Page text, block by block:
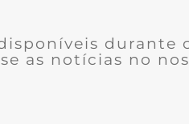
durante
as notícias no